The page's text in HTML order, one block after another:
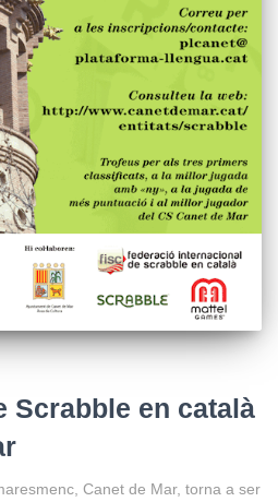
Scrabble en català
Canet de Mar, torna a ser